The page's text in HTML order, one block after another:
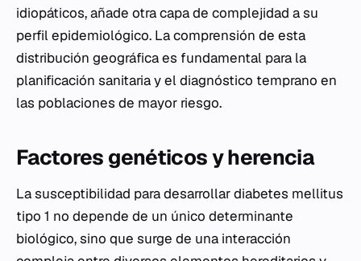
idiopáticos, añade otra capa de complejidad a su
perfil epidemiológico. La comprensión de esta
distribución geográfica es fundamental para la
planificación sanitaria y el diagnóstico temprano en
las poblaciones de mayor riesgo.
Factores genéticos y herencia
La susceptibilidad para desarrollar diabetes mellitus
tipo 1 no depende de un único determinante
biológico, sino que surge de una interacción